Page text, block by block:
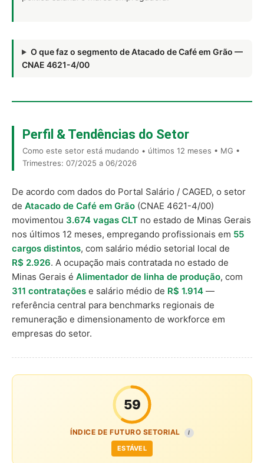
O que faz o segmento de Atacado de Café em Grão —
CNAE 4621-4/00
Perfil & Tendências do Setor
Como este setor está mudando • últimos 12 meses • MG •
Trimestres: 07/2025 a 06/2026
De acordo com dados do Portal Salário / CAGED, o setor
de Atacado de Café em Grão (CNAE 4621-4/00)
movimentou 3.674 vagas CLT no estado de Minas Gerais
nos últimos 12 meses, empregando profissionais em 55
cargos distintos, com salário médio setorial local de
R$ 2.926. A ocupação mais contratada no estado de
Minas Gerais é Alimentador de linha de produção, com
311 contratações e salário médio de R$ 1.914 —
referência central para benchmarks regionais de
remuneração e dimensionamento de workforce em
empresas do setor.
59
ÍNDICE DE FUTURO SETORIAL I
ESTÁVEL